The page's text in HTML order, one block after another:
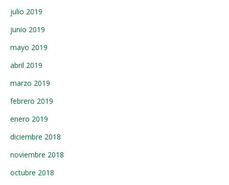
julio 2019
junio 2019
mayo 2019
abril 2019
marzo 2019
febrero 2019
enero 2019
diciembre 2018
noviembre 2018
octubre 2018